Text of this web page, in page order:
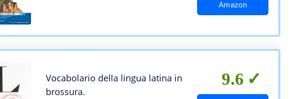
Amazon
Vocabolario della lingua latina in
brossura.
9.6